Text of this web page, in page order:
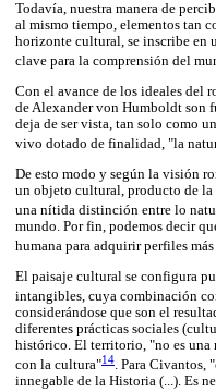
Todavía, nuestra manera de
al mismo tiempo, elementos tan
horizonte cultural, se inscribe en
clave para la comprensión del
Con el avance de los ideales del
de Alexander von Humboldt son
deja de ser vista, tan solo como
vivo dotado de finalidad, "la
De esto modo y según la visión
un objeto cultural, producto de la
una nítida distinción entre lo
mundo. Por fin, podemos decir
humana para adquirir perfiles
El paisaje cultural se configura
intangibles, cuya combinación
considerándose que son el
diferentes prácticas sociales
histórico. El territorio, "no es una
con la cultura"14. Para Civantos,
innegable de la Historia (...). Es